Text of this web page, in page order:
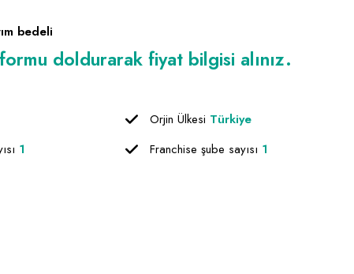
bedeli
doldurarak fiyat bilgisi alınız.
Orjin Ülkesi Türkiye
1 Franchise şube sayısı 1